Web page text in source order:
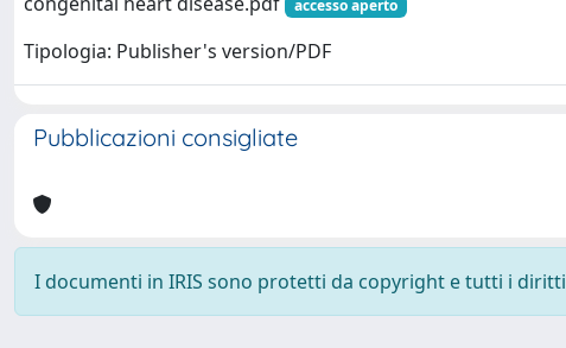
accesso aperto
Tipologia: Publisher's version/PDF
Pubblicazioni consigliate
I documenti in IRIS sono protetti da copyright e tutti i